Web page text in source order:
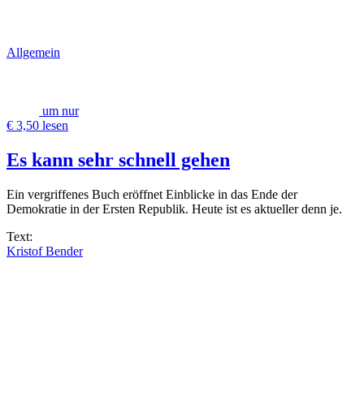
Allgemein
um nur
€ 3,50 lesen
Es kann sehr schnell gehen
Ein vergriffenes Buch eröffnet Einblicke in das Ende der
Demokratie in der Ersten Republik. Heute ist es aktueller denn je.
Text:
Kristof Bender